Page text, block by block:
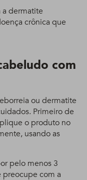
a dermatite
crônica que
com
ou dermatite
Primeiro de
o produto no
usando as
pelo menos 3
preocupe com a